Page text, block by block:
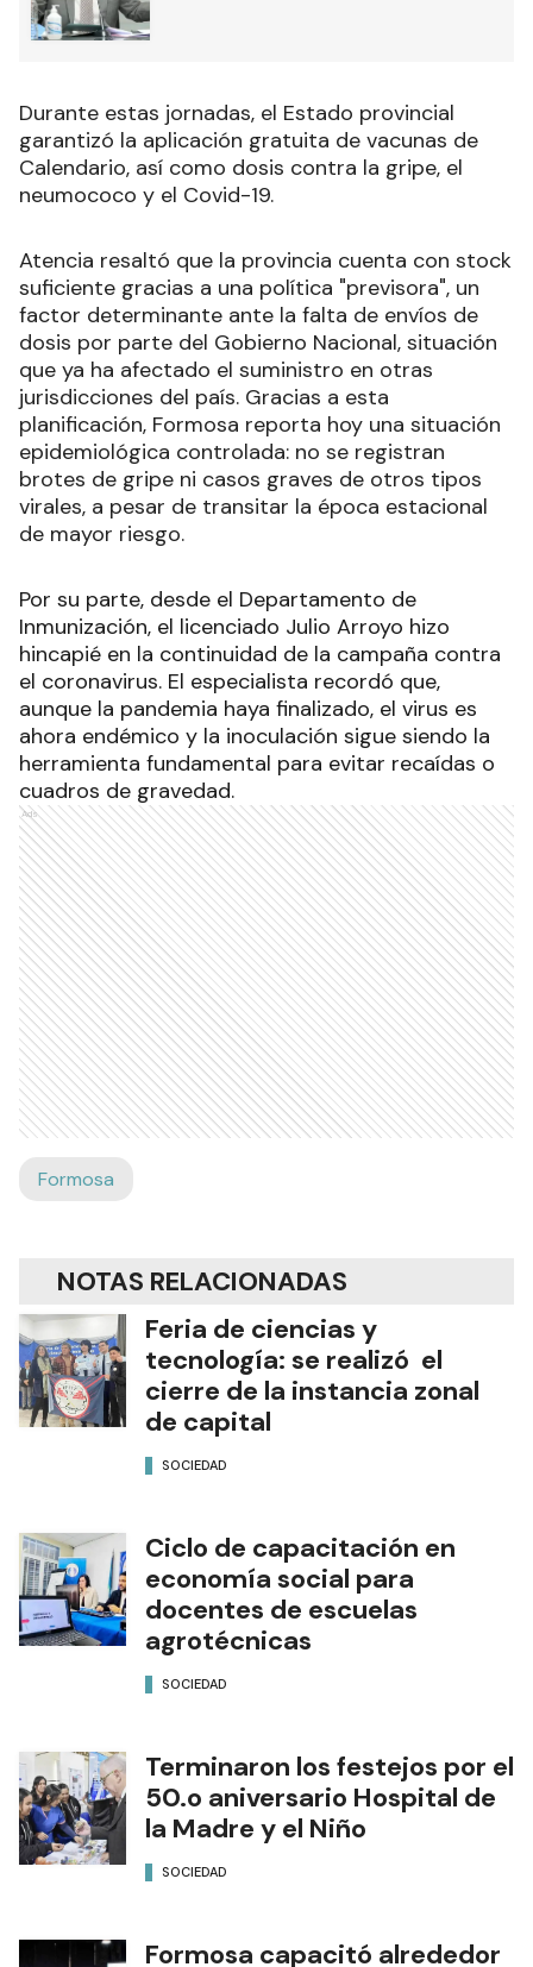
Durante estas jornadas, el Estado provincial
garantizó la aplicación gratuita de vacunas de
Calendario, así como dosis contra la gripe, el
neumococo y el Covid-19.
Atencia resaltó que la provincia cuenta con stock
suficiente gracias a una política "previsora", un
factor determinante ante la falta de envíos de
dosis por parte del Gobierno Nacional, situación
que ya ha afectado el suministro en otras
jurisdicciones del país. Gracias a esta
planificación, Formosa reporta hoy una situación
epidemiológica controlada: no se registran
brotes de gripe ni casos graves de otros tipos
virales, a pesar de transitar la época estacional
de mayor riesgo.
Por su parte, desde el Departamento de
Inmunización, el licenciado Julio Arroyo hizo
hincapié en la continuidad de la campaña contra
el coronavirus. El especialista recordó que,
aunque la pandemia haya finalizado, el virus es
ahora endémico y la inoculación sigue siendo la
herramienta fundamental para evitar recaídas o
cuadros de gravedad.
Ads
Formosa
NOTAS RELACIONADAS
Feria de ciencias y
tecnología: se realizó el
cierre de la instancia zonal
de capital
SOCIEDAD
Ciclo de capacitación en
economía social para
docentes de escuelas
agrotécnicas
SOCIEDAD
Terminaron los festejos por el
50.o aniversario Hospital de
la Madre y el Niño
SOCIEDAD
Formosa capacitó alrededor